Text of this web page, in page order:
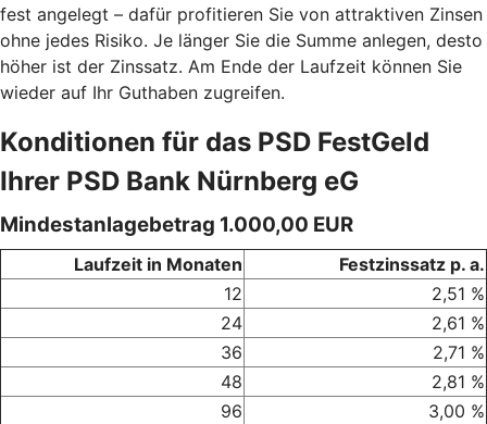
fest angelegt – dafür profitieren Sie von attraktiven Zinsen
ohne jedes Risiko. Je länger Sie die Summe anlegen, desto
höher ist der Zinssatz. Am Ende der Laufzeit können Sie
wieder auf Ihr Guthaben zugreifen.
Konditionen für das PSD FestGeld
Ihrer PSD Bank Nürnberg eG
Mindestanlagebetrag 1.000,00 EUR
Laufzeit in Monaten
Festzinssatz p. a.
12
2,51 %
24
2,61 %
36
2,71 %
48
2,81 %
96
3,00 %